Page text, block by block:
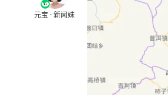
元宝 · 新闻妹